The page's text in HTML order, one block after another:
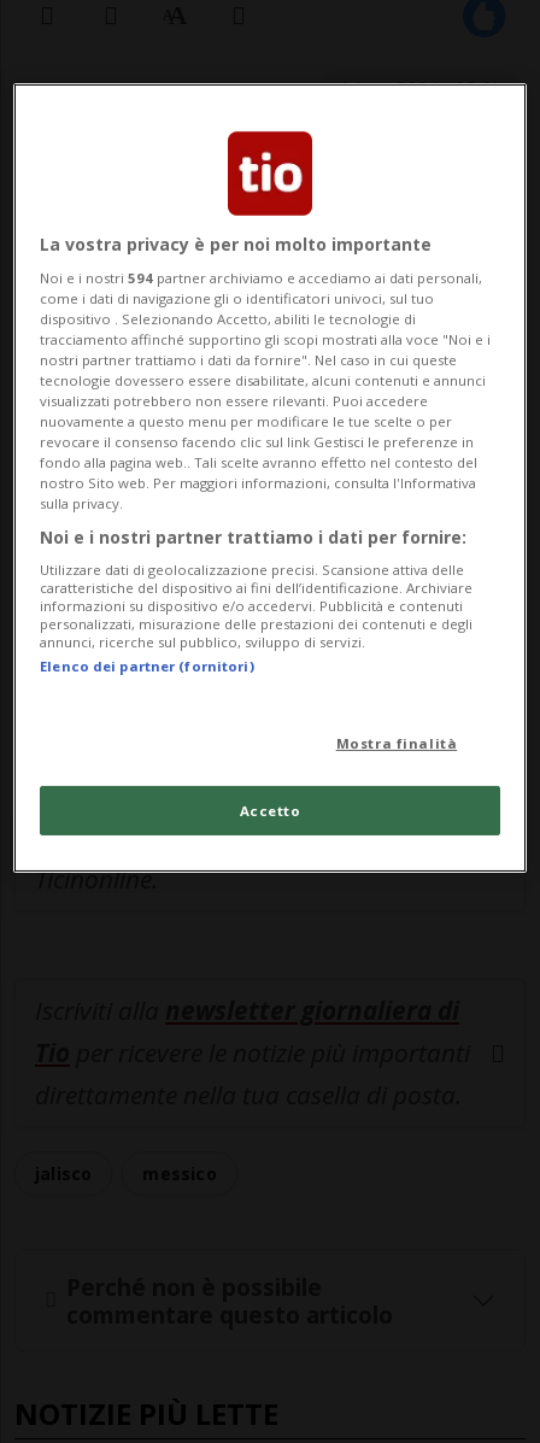
14 ott 2024 - 08:41
GUADALAJARA - Le autorità messicane
hanno dichiarato di aver trovato i corpi di
cinque uomini decapitati su una strada
nello Stato occidentale di Jalisco, l'ultima
macabra scoperta nel Paese afflitto dalla
violenza. I corpi sono stati trovati in sac...
🔐 Sblocca il nostro archivio
esclusivo!
Sottoscrivi un abbonamentoArchivioper
leggere questo articolo, oppure scegli
MyTioAboper accedere all'archivio e
navigare su sito e app senza pubblicità.
Entra nelcanale WhatsAppdi
Ticinonline.
NOTIZIE PIÙ LETTE
La vostra privacy è per noi molto importante
Noi e i nostri594 partner archiviamo e accediamo ai dati personali,
come i dati di navigazione gli o identificatori univoci, sul tuo
dispositivo . Selezionando Accetto, abiliti le tecnologie di
tracciamento affinché supportino gli scopi mostrati alla voce "Noi e i
nostri partner trattiamo i dati da fornire". Nel caso in cui queste
tecnologie dovessero essere disabilitate, alcuni contenuti e annunci
visualizzati potrebbero non essere rilevanti. Puoi accedere
nuovamente a questo menu per modificare le tue scelte o per
revocare il consenso facendo clic sul link Gestisci le preferenze in
fondo alla pagina web.. Tali scelte avranno effetto nel contesto del
nostro Sito web. Per maggiori informazioni, consulta l'Informativa
sulla privacy.
Noi e i nostri partner trattiamo i dati per fornire:
Utilizzare dati di geolocalizzazione precisi. Scansione attiva delle
caratteristiche del dispositivo ai fini dell’identificazione. Archiviare
informazioni su dispositivo e/o accedervi. Pubblicità e contenuti
personalizzati, misurazione delle prestazioni dei contenuti e degli
annunci, ricerche sul pubblico, sviluppo di servizi.
Elenco dei partner (fornitori)
Mostra finalità
Accetto